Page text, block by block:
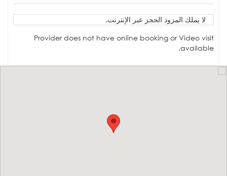
لا يملك المزود الحجز عبر الإنترنت.
Provider does not have online booking or Video visit
available.